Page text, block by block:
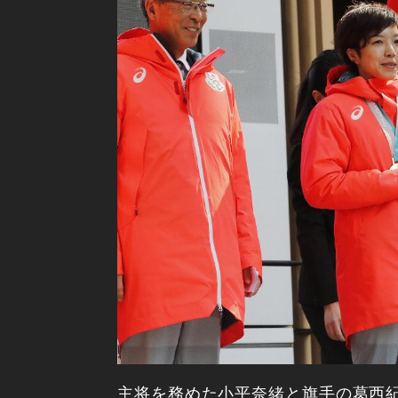
主将を務めた小平奈緒と旗手の葛西